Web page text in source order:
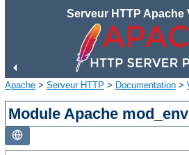
Serveur HTTP Apache
Apache > Serveur HTTP > Documentation >
Module Apache mod_env